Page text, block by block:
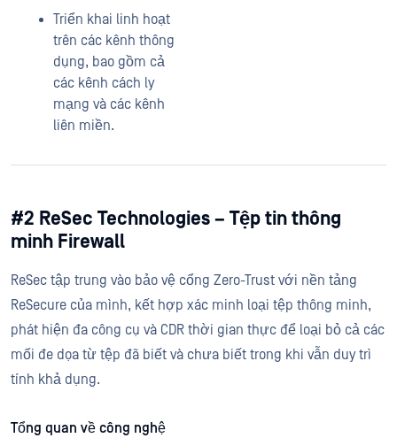
Triển khai linh hoạt
trên các kênh thông
dụng, bao gồm cả
các kênh cách ly
mạng và các kênh
liên miền.
#2 ReSec Technologies – Tệp tin thông
minh Firewall
ReSec tập trung vào bảo vệ cổng Zero-Trust với nền tảng
ReSecure của mình, kết hợp xác minh loại tệp thông minh,
phát hiện đa công cụ và CDR thời gian thực để loại bỏ cả các
mối đe dọa từ tệp đã biết và chưa biết trong khi vẫn duy trì
tính khả dụng.
Tổng quan về công nghệ